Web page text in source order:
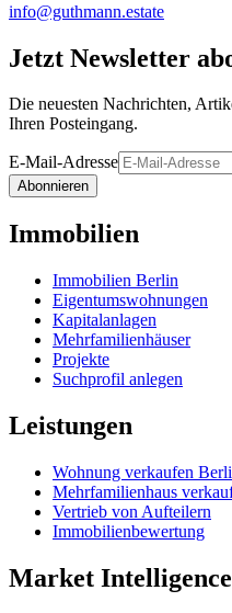
info@guthmann.estate
Jetzt Newsletter
Die neuesten Nachrichten,
Ihren Posteingang.
E-Mail-Adresse
Abonnieren
Immobilien
Immobilien Berlin
Eigentumswohnungen
Kapitalanlagen
Mehrfamilienhäuser
Projekte
Suchprofil anlegen
Leistungen
Wohnung verkaufen
Mehrfamilienhaus
Vertrieb von Aufteilern
Immobilienbewertung
Market Intelligence